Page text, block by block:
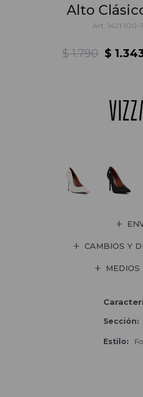
Alto
1421.100-
$
$ 1.790
CAMBIOS Y
MEDIOS
Sección
Estilo